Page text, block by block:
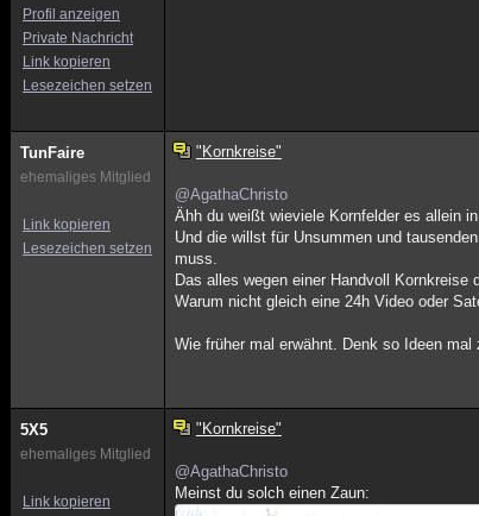
Profil anzeigen
Private Nachricht
Link kopieren
Lesezeichen setzen
TunFaire
ehemaliges Mitglied
Link kopieren
Lesezeichen setzen
"Kornkreise"
@AgathaChristo
Ähh du weißt wieviele Kornfelder es allein
Und die willst für Unsummen und
muss.
Das alles wegen einer Handvoll
Warum nicht gleich eine 24h Video oder
Wie früher mal erwähnt. Denk so Ideen mal
5X5
ehemaliges Mitglied
Link kopieren
"Kornkreise"
@AgathaChristo
Meinst du solch einen Zaun: